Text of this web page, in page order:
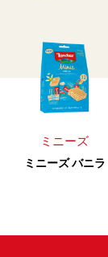
ミニーズ
ミニーズ バニラ